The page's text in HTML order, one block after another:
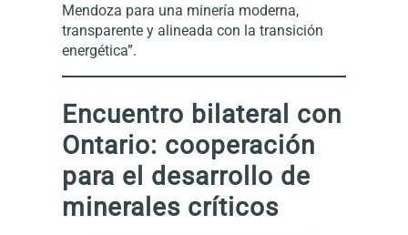
Mendoza para una minería moderna,
transparente y alineada con la transición
energética”.
Encuentro bilateral con
Ontario: cooperación
para el desarrollo de
minerales críticos